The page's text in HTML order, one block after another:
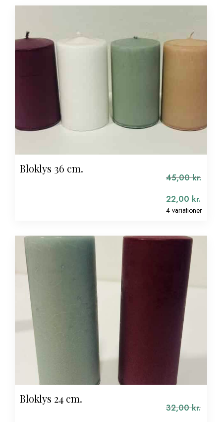
148,00 kr..
Bloklys 36 cm.
45,00kr.
22,00 kr.
4 variationer
Bloklys 24 cm.
32,00kr.